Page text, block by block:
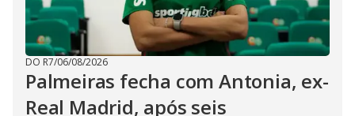
DO R7/06/08/2026
Palmeiras fecha com Antonia, ex-
Real Madrid, após seis